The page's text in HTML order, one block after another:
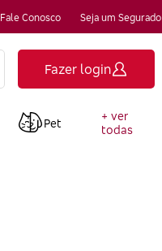
Fale Conosco Seja um Segurado
Fazer login
Pet
+ ver
todas